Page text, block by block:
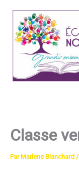
contenu
Classe
Par Marlene Blanchard /